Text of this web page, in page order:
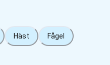
Häst Fågel